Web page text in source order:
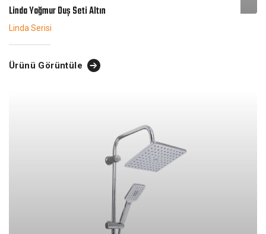
Linda Yağmur Duş Seti Altın
Linda Serisi
Ürünü Görüntüle